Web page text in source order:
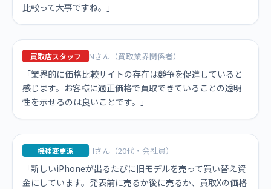
比較って大事ですね。」
買取店スタッフ Nさん（買取業界関係者）
「業界的に価格比較サイトの存在は競争を促進していると
感じます。お客様に適正価格で買取できていることの透明
性を示せるのは良いことです。」
機種変更派 Hさん（20代・会社員）
「新しいiPhoneが出るたびに旧モデルを売って買い替え資
金にしています。発表前に売るか後に売るか、買取Xの価格